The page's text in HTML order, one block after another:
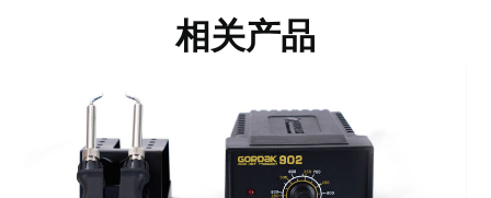
相关产品